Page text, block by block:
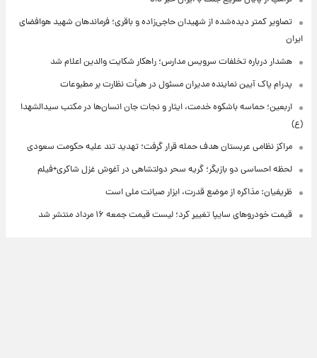
تصاویر کمتر دیده‌شده از شهیدان حاجی‌زاده و باقری؛ فرماندهان شهید هوافضای
ایران
هشدار درباره تخلفات سرویس مدارس؛ راهکار شکایت والدین اعلام شد
پدرام پاک آیین نماینده مدیران مسئول در هیأت نظارت بر مطبوعات
اربعین؛ حماسه باشکوه خدمت، ایثار و نجات جان انسان‌ها در مکتب سیدالشهدا
(ع)
مراکز نظامی عربستان هدف حمله قرار گرفت؛ تهدید تند علیه حکومت سعودی
لحظه احساسی دو بازیگر؛ گریه سحر دولتشاهی در آغوش غزل شاکری+فیلم
ظریفیان: مذاکره از موضع قدرت، ابزار صیانت ملی است
قیمت خودروهای سایپا تغییر کرد؛ لیست قیمت جمعه ۱۶ مرداد منتشر شد